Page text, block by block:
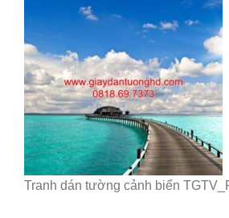
Tranh dán tường cảnh biển